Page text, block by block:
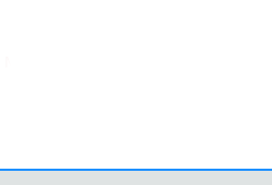
с желтой и голубой